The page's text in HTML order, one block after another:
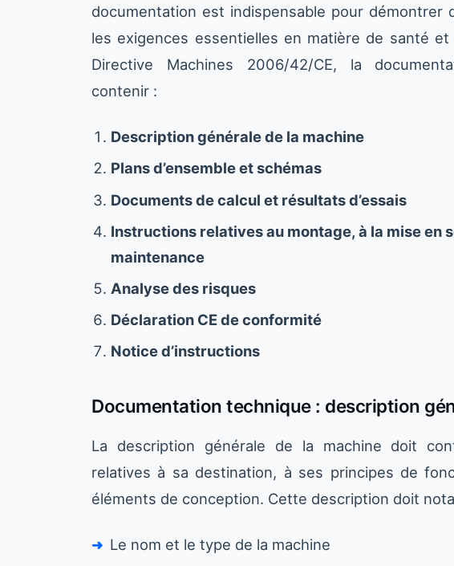
documentation est indispensable pour démontrer
les exigences essentielles en matière de santé
Directive Machines 2006/42/CE, la
contenir :
Description générale de la machine
Plans d’ensemble et schémas
Documents de calcul et résultats d’essais
Instructions relatives au montage, à la mise en
maintenance
Analyse des risques
Déclaration CE de conformité
Notice d’instructions
Documentation technique : description
La description générale de la machine doit
relatives à sa destination, à ses principes de
éléments de conception. Cette description doit
Le nom et le type de la machine